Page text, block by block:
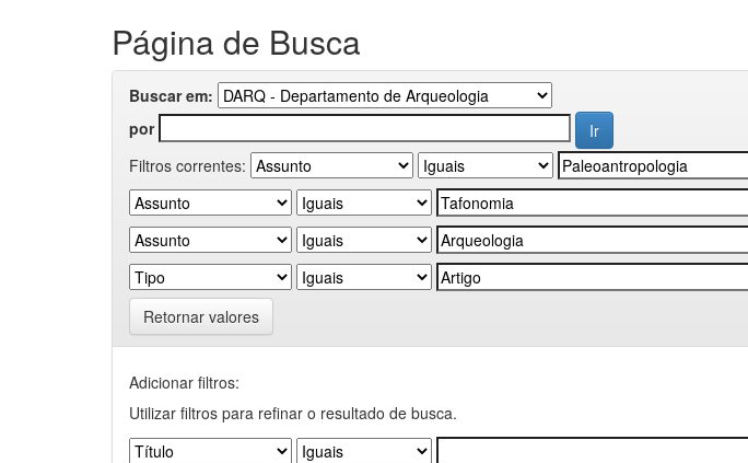
Página de Busca
Buscar em:
por
Filtros correntes:
Retornar valores
Adicionar filtros:
Utilizar filtros para refinar o resultado de busca.